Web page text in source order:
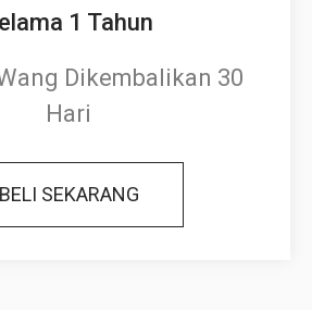
1 Tahun
Dikembalikan 30
Hari
BELI SEKARANG